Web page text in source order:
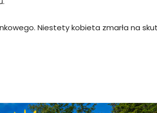
Niestety kobieta zmarła na